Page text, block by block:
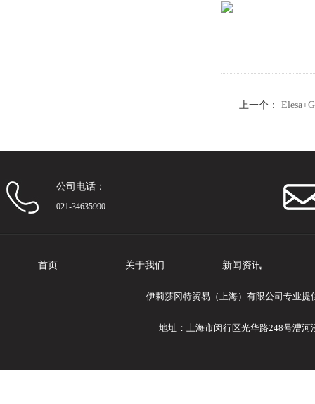
上一个：
公司电话：
021-34635990
首页 关于我们 新闻资讯
伊莉莎冈特贸易（上海）有限公司专业提
地址：上海市闵行区光华路248号漕